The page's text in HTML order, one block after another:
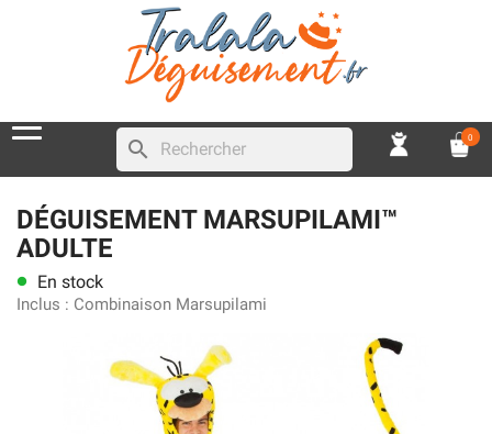
search 0
DÉGUISEMENT MARSUPILAMI™
ADULTE
lens En stock
Inclus : Combinaison Marsupilami